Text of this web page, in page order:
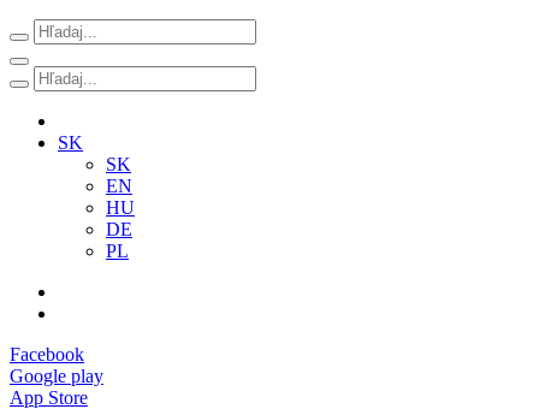
SK
SK
EN
HU
DE
PL
Facebook
Google play
App Store